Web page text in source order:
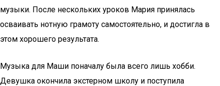
музыки. После нескольких уроков Мария принялась
осваивать нотную грамоту самостоятельно, и достигла в
этом хорошего результата.
Музыка для Маши поначалу была всего лишь хобби.
Девушка окончила экстерном школу и поступила